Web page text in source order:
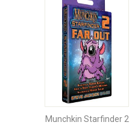
Munchkin Starfinder 2